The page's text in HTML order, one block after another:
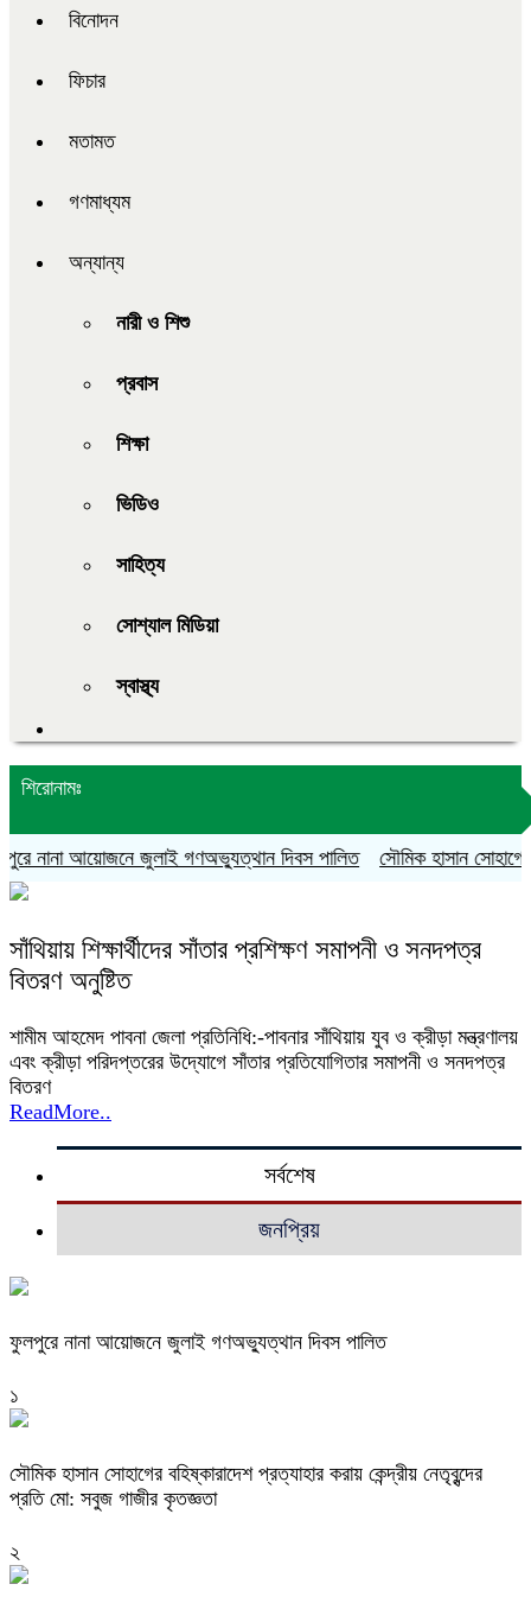
বিনোদন
ফিচার
মতামত
গণমাধ্যম
অন্যান্য
নারী ও শিশু
প্রবাস
শিক্ষা
ভিডিও
সাহিত্য
সোশ্যাল মিডিয়া
স্বাস্থ্য
শিরোনামঃ
নানা আয়োজনে জুলাই গণঅভ্যুত্থান দিবস পালিত সৌমিক হাসান
সাঁথিয়ায় শিক্ষার্থীদের সাঁতার প্রশিক্ষণ সমাপনী ও সনদপত্র
বিতরণ অনুষ্টিত
শামীম আহমেদ পাবনা জেলা প্রতিনিধি:-পাবনার সাঁথিয়ায় যুব ও ক্রীড়া মন্ত্রণালয়
এবং ক্রীড়া পরিদপ্তরের উদ্যোগে সাঁতার প্রতিযোগিতার সমাপনী ও সনদপত্র
বিতরণ
ReadMore..
সর্বশেষ
জনপ্রিয়
ফুলপুরে নানা আয়োজনে জুলাই গণঅভ্যুত্থান দিবস পালিত
১
সৌমিক হাসান সোহাগের বহিষ্কারাদেশ প্রত্যাহার করায় কেন্দ্রীয় নেতৃবৃন্দের
প্রতি মো: সবুজ গাজীর কৃতজ্ঞতা
২